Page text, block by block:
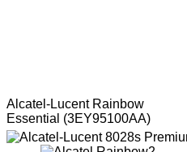
Alcatel-Lucent Rainbow
Essential (3EY95100AA)